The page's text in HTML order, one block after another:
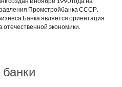
Промстройбанка СССР.
Банка является ориентация
отечественной экономики.